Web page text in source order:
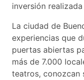
inversión
La ciudad de
experiencias que
puertas abiertas
más de 7.000
teatros, conozcan